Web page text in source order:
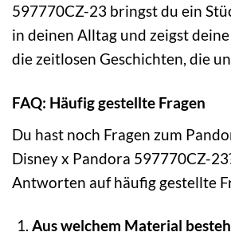
597770CZ-23 bringst du ein
in deinen Alltag und zeigst
die zeitlosen Geschichten, die
FAQ: Häufig gestellte Fragen
Du hast noch Fragen zum
Disney x Pandora 597770CZ-
Antworten auf häufig gestellte
Aus welchem Material